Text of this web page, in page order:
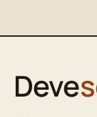
Deve